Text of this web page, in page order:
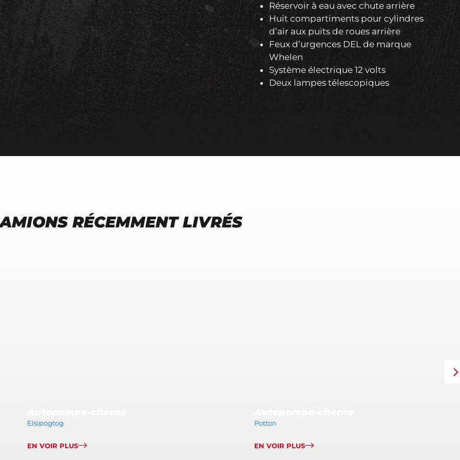
Réservoir à eau avec chute arrière
Huit compartiments pour cylindres
d’air aux puits de roues arrière
Feux d’urgences DEL de marque
Whelen
Système électrique 12 volts
Deux lampes télescopiques
RÉCEMMENT LIVRÉS
Elsipogtog
EN VOIR PLUS
Potton
EN VOIR PLUS